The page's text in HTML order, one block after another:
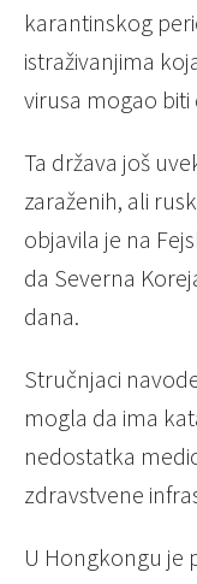
karantinskog
istraživanjima
virusa mogao biti
Ta država još
zaraženih, ali
objavila je na
da Severna
dana.
Stručnjaci
mogla da ima
nedostatka
zdravstvene
U Hongkongu je